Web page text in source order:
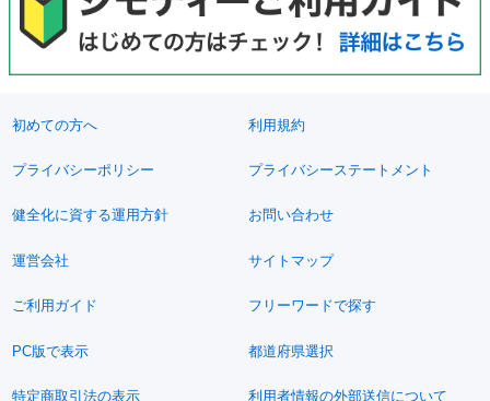
初めての方へ 利用規約
プライバシーポリシー プライバシーステートメント
健全化に資する運用方針 お問い合わせ
運営会社 サイトマップ
ご利用ガイド フリーワードで探す
PC版で表示 都道府県選択
特定商取引法の表示 利用者情報の外部送信について